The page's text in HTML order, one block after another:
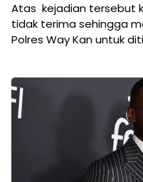
Atas kejadian tersebut
tidak terima sehingga
Polres Way Kan untuk